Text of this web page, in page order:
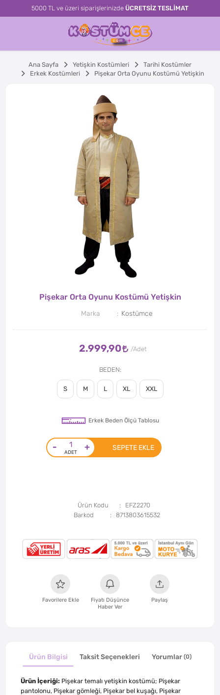
5000 TL ve üzeri siparişlerinizde ÜCRETSİZ TESLİMAT
Ana Sayfa Yetişkin Kostümleri
Tarihi Kostümler
Erkek Kostümleri
Pişekar Orta Oyunu Kostümü Yetişkin
Pişekar Orta Oyunu Kostümü Yetişkin
Marka Kostümce
2.999,90
BEDEN
S M L XL XXL
Erkek Beden Ölçü Tablosu
- + SEPETE EKLE
Ürün Kodu
EFZ2270
Barkod
8713803615532
Favorilere Ekle
Fiyatı Düşünce
Haber Ver
Paylaş
Ürün Bilgisi Taksit Seçenekleri Yorumlar (0)
Ürün İçeriği: Pişekar temalı yetişkin kostümü; Pişekar
pantolonu, Pişekar gömleği, Pişekar bel kuşağı, Pişekar